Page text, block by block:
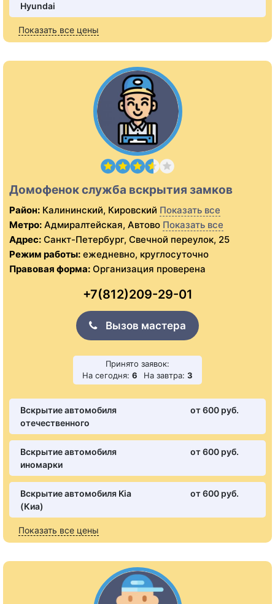
Hyundai
Показать все цены
Домофенок служба вскрытия замков
Район: Калининский, Кировский Показать все
Метро: Адмиралтейская, Автово Показать все
Адрес: Санкт-Петербург, Свечной переулок, 25
Режим работы: ежедневно, круглосуточно
Правовая форма: Организация проверена
+7(812)209-29-01
Вызов мастера
Принято заявок:
На сегодня: 6 На завтра: 3
Вскрытие автомобиля
отечественного
от 600 pуб.
Вскрытие автомобиля
иномарки
от 600 pуб.
Вскрытие автомобиля Kia
(Киа)
от 600 pуб.
Показать все цены